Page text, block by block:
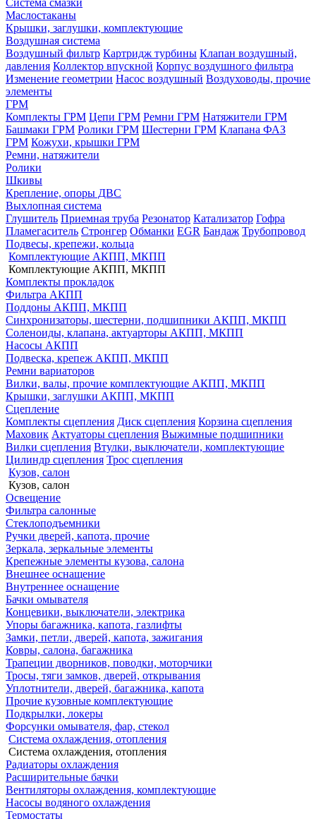
Система смазки
Маслостаканы
Крышки, заглушки, комплектующие
Воздушная система
Воздушный фильтр Картридж турбины Клапан воздушный,
давления Коллектор впускной Корпус воздушного фильтра
Изменение геометрии Насос воздушный Воздуховоды, прочие
элементы
ГРМ
Комплекты ГРМ Цепи ГРМ Ремни ГРМ Натяжители ГРМ
Башмаки ГРМ Ролики ГРМ Шестерни ГРМ Клапана ФАЗ
ГРМ Кожухи, крышки ГРМ
Ремни, натяжители
Ролики
Шкивы
Крепление, опоры ДВС
Выхлопная система
Глушитель Приемная труба Резонатор Катализатор Гофра
Пламегаситель Стронгер Обманки EGR Бандаж Трубопровод
Подвесы, крепежи, кольца
Комплектующие АКПП, МКПП
Комплектующие АКПП, МКПП
Комплекты прокладок
Фильтра АКПП
Поддоны АКПП, МКПП
Синхронизаторы, шестерни, подшипники АКПП, МКПП
Соленоиды, клапана, актуарторы АКПП, МКПП
Насосы АКПП
Подвеска, крепеж АКПП, МКПП
Ремни вариаторов
Вилки, валы, прочие комплектующие АКПП, МКПП
Крышки, заглушки АКПП, МКПП
Сцепление
Комплекты сцепления Диск сцепления Корзина сцепления
Маховик Актуаторы сцепления Выжимные подшипники
Вилки сцепления Втулки, выключатели, комплектующие
Цилиндр сцепления Трос сцепления
Кузов, салон
Кузов, салон
Освещение
Фильтра салонные
Стеклоподъемники
Ручки дверей, капота, прочие
Зеркала, зеркальные элементы
Крепежные элементы кузова, салона
Внешнее оснащение
Внутреннее оснащение
Бачки омывателя
Концевики, выключатели, электрика
Упоры багажника, капота, газлифты
Замки, петли, дверей, капота, зажигания
Ковры, салона, багажника
Трапеции дворников, поводки, моторчики
Тросы, тяги замков, дверей, открывания
Уплотнители, дверей, багажника, капота
Прочие кузовные комплектующие
Подкрылки, локеры
Форсунки омывателя, фар, стекол
Система охлаждения, отопления
Система охлаждения, отопления
Радиаторы охлаждения
Расширительные бачки
Вентиляторы охлаждения, комплектующие
Насосы водяного охлаждения
Термостаты